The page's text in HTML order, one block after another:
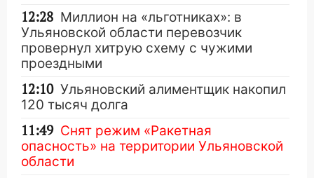
12:28 Миллион на «льготниках»: в
Ульяновской области перевозчик
провернул хитрую схему с чужими
проездными
12:10 Ульяновский алиментщик накопил
120 тысяч долга
11:49 Снят режим «Ракетная
опасность» на территории Ульяновской
области